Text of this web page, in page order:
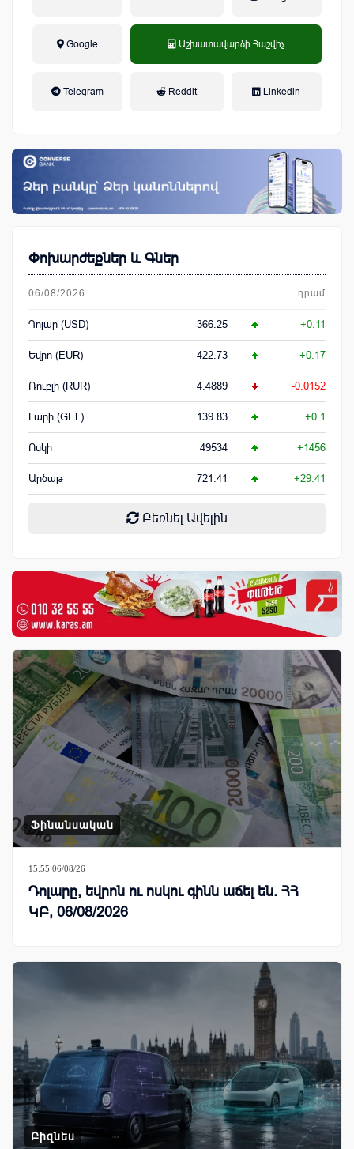
Google Աշխատավարձի Հաշվիչ
Telegram Reddit Linkedin
Փոխարժեքներ և Գներ
06/08/2026 դրամ
Դոլար (USD) 366.25 +0.11
Եվրո (EUR) 422.73 +0.17
Ռուբլի (RUR) 4.4889 -0.0152
Լարի (GEL) 139.83 +0.1
Ոսկի 49534 +1456
Արծաթ 721.41 +29.41
Բեռնել Ավելին
Ֆինանսական
15:55 06/08/26
Դոլարը, եվրոն ու ոսկու գինն աճել են. ՀՀ
ԿԲ, 06/08/2026
Բիզնես